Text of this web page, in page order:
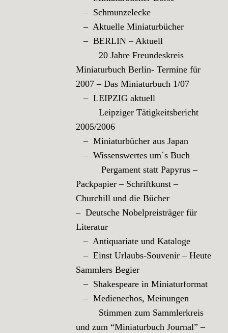
– Schmunzelecke
– Aktuelle Miniaturbücher
– BERLIN – Aktuell
20 Jahre Freundeskreis
Miniaturbuch Berlin- Termine für
2007 – Das Miniaturbuch 1/07
– LEIPZIG aktuell
Leipziger Tätigkeitsbericht
2005/2006
– Miniaturbücher aus Japan
– Wissenswertes um´s Buch
Pergament statt Papyrus –
Packpapier – Schriftkunst –
Churchill und die Bücher
– Deutsche Nobelpreisträger für
Literatur
– Antiquariate und Kataloge
– Einst Urlaubs-Souvenir – Heute
Sammlers Begier
– Shakespeare in Miniaturformat
– Medienechos, Meinungen
Stimmen zum Sammlerkreis
und zum “Miniaturbuch Journal” –